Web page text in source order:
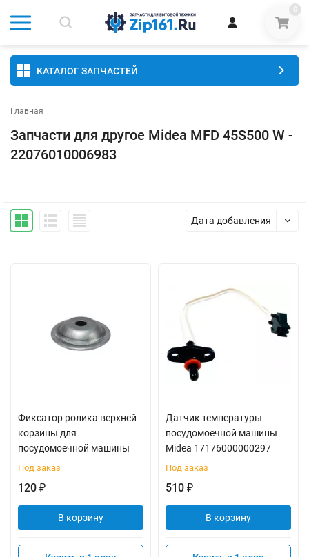
0
КАТАЛОГ ЗАПЧАСТЕЙ
Главная
Запчасти для другое Midea MFD 45S500 W -
22076010006983
Дата добавления
Фиксатор ролика верхней
корзины для
посудомоечной машины
Под заказ
120 ₽
В корзину
Датчик температуры
посудомоечной машины
Midea 17176000000297
Под заказ
510 ₽
В корзину